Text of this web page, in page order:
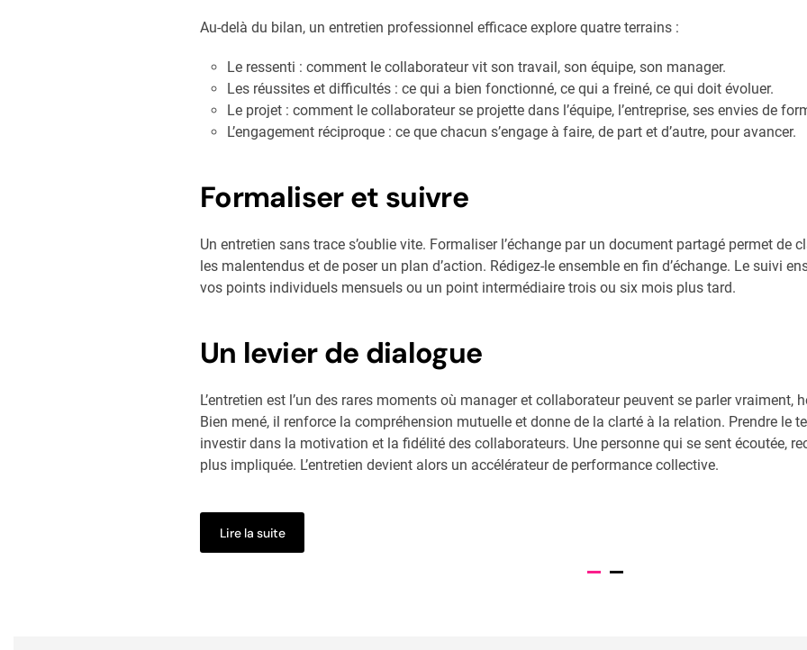
Au-delà du bilan, un entretien professionnel efficace explore quatre terrains :
Le ressenti : comment le collaborateur vit son travail, son équipe, son manager.
Les réussites et difficultés : ce qui a bien fonctionné, ce qui a freiné, ce qui doit évoluer.
Le projet : comment le collaborateur se projette dans l’équipe, l’entreprise, ses envies de
L’engagement réciproque : ce que chacun s’engage à faire, de part et d’autre, pour avancer.
Formaliser et suivre
Un entretien sans trace s’oublie vite. Formaliser l’échange par un document partagé permet de
les malentendus et de poser un plan d’action. Rédigez-le ensemble en fin d’échange. Le suivi
vos points individuels mensuels ou un point intermédiaire trois ou six mois plus tard.
Un levier de dialogue
L’entretien est l’un des rares moments où manager et collaborateur peuvent se parler vraiment,
Bien mené, il renforce la compréhension mutuelle et donne de la clarté à la relation. Prendre le
investir dans la motivation et la fidélité des collaborateurs. Une personne qui se sent écoutée,
plus impliquée. L’entretien devient alors un accélérateur de performance collective.
Lire la suite